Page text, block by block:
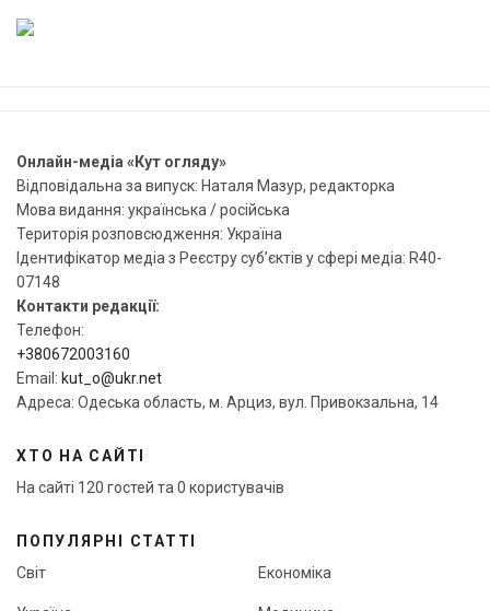
Онлайн-медіа «Кут огляду»
Відповідальна за випуск: Наталя Мазур, редакторка
Мова видання: українська / російська
Територія розповсюдження: Україна
Ідентифікатор медіа з Реєстру суб’єктів у сфері медіа: R40-
07148
Контакти редакції:
Телефон:
+380672003160
Email: kut_o@ukr.net
Адреса: Одеська область, м. Арциз, вул. Привокзальна, 14
ХТО НА САЙТІ
На сайті 120 гостей та 0 користувачів
ПОПУЛЯРНІ СТАТТІ
Світ
Економіка